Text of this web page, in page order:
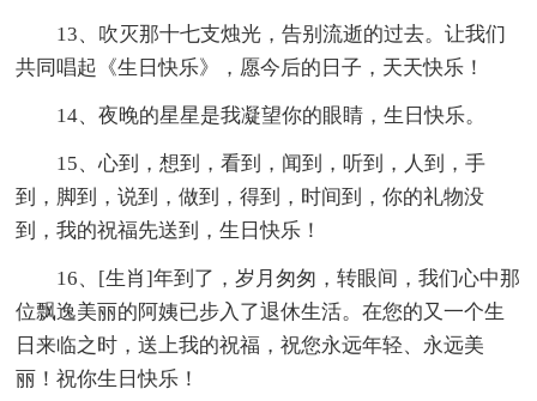
13、吹灭那十七支烛光，告别流逝的过去。让我们
共同唱起《生日快乐》，愿今后的日子，天天快乐！
14、夜晚的星星是我凝望你的眼睛，生日快乐。
15、心到，想到，看到，闻到，听到，人到，手
到，脚到，说到，做到，得到，时间到，你的礼物没
到，我的祝福先送到，生日快乐！
16、[生肖]年到了，岁月匆匆，转眼间，我们心中那
位飘逸美丽的阿姨已步入了退休生活。在您的又一个生
日来临之时，送上我的祝福，祝您永远年轻、永远美
丽！祝你生日快乐！